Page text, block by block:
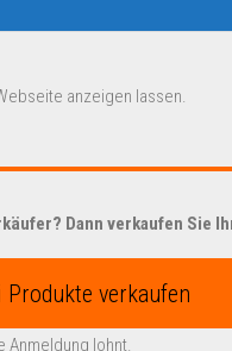
anzeigen lassen.
Dann verkaufen Sie
verkaufen
Anmeldung lohnt.